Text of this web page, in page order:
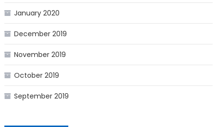
January 2020
December 2019
November 2019
October 2019
September 2019